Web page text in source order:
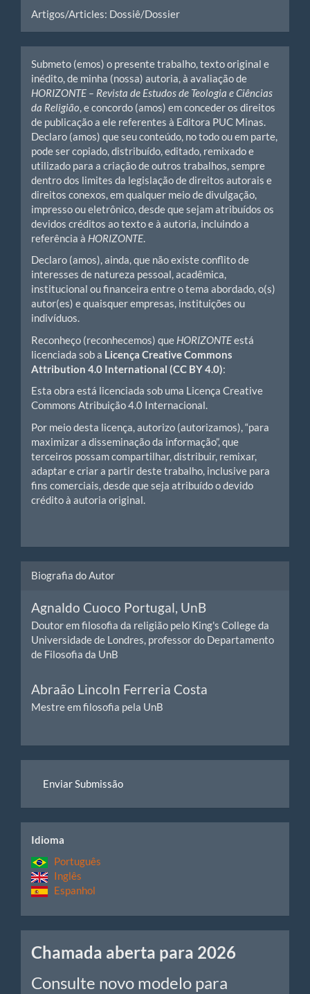
Artigos/Articles: Dossiê/Dossier
Submeto (emos) o presente trabalho, texto original e
inédito, de minha (nossa) autoria, à avaliação de
HORIZONTE – Revista de Estudos de Teologia e Ciências
da Religião, e concordo (amos) em conceder os direitos
de publicação a ele referentes à Editora PUC Minas.
Declaro (amos) que seu conteúdo, no todo ou em parte,
pode ser copiado, distribuído, editado, remixado e
utilizado para a criação de outros trabalhos, sempre
dentro dos limites da legislação de direitos autorais e
direitos conexos, em qualquer meio de divulgação,
impresso ou eletrônico, desde que sejam atribuídos os
devidos créditos ao texto e à autoria, incluindo a
referência à HORIZONTE.
Declaro (amos), ainda, que não existe conflito de
interesses de natureza pessoal, acadêmica,
institucional ou financeira entre o tema abordado, o(s)
autor(es) e quaisquer empresas, instituições ou
indivíduos.
Reconheço (reconhecemos) que HORIZONTEestá
licenciada sob a Licença Creative Commons
Attribution 4.0 International (CC BY 4.0):
Esta obra está licenciada sob uma Licença Creative
Commons Atribuição 4.0 Internacional.
Por meio desta licença, autorizo (autorizamos), “para
maximizar a disseminação da informação”, que
terceiros possam compartilhar, distribuir, remixar,
adaptar e criar a partir deste trabalho, inclusive para
fins comerciais, desde que seja atribuído o devido
crédito à autoria original.
Biografia do Autor
Agnaldo Cuoco Portugal, UnB
Doutor em filosofia da religião pelo King's College da
Universidade de Londres, professor do Departamento
de Filosofia da UnB
Abraão Lincoln Ferreria Costa
Mestre em filosofia pela UnB
Submissão
Enviar Submissão
idiomas
Idioma
Português
Inglês
Espanhol
Chamadas
Chamada aberta para 2026
Consulte novo modelo para